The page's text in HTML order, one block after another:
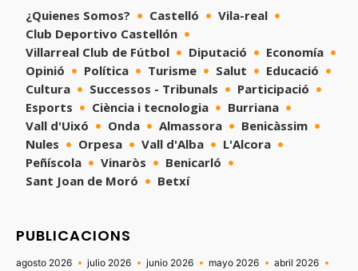
¿Quienes Somos? Castelló
Vila-real
Club Deportivo Castellón
Villarreal Club de Fútbol
Diputació
Economía
Opinió
Política Turisme Salut
Educació
Cultura
Successos - Tribunals
Participació
Esports
Ciència i tecnologia
Burriana
Vall d'Uixó
Onda Almassora
Benicàssim
Nules
Orpesa Vall d'Alba
L'Alcora
Peñíscola
Vinaròs
Benicarló
Sant Joan de Moró
Betxí
PUBLICACIONS
agosto 2026 julio 2026 junio 2026 mayo 2026
abril 2026